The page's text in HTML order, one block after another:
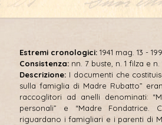
Estremi cronologici: 1941 mag. 13 -
Consistenza: nn. 7 buste, n. 1 filza e n.
Descrizione: I documenti che
sulla famiglia di Madre Rubatto”
raccoglitori ad anelli denominati:
personali” e “Madre Fondatrice.
riguardano i famigliari e i parenti di